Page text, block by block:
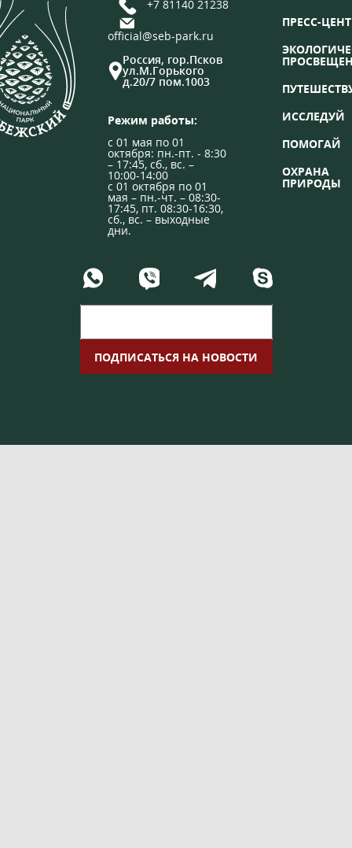
+7 81140 21238
official@seb-park.ru
Россия, гор.Псков
ул.М.Горького
д.20/7 пом.1003
Режим работы:
с 01 мая по 01
октября: пн.-пт. - 8:30
– 17:45, сб., вс. –
10:00-14:00
с 01 октября по 01
мая – пн.-чт. – 08:30-
17:45, пт. 08:30-16:30,
сб., вс. – выходные
дни.
ПРЕСС-
ИССЛЕДУЙ
ПОМОГАЙ
ОХРАНА
ПРИРОДЫ